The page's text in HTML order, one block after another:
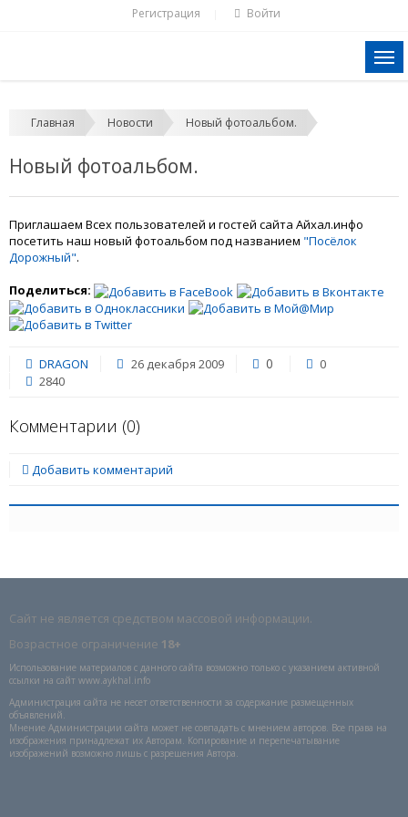
Регистрация Войти
Главная Новости Новый фотоальбом.
Новый фотоальбом.
Приглашаем Всех пользователей и гостей сайта Айхал.инфо
посетить наш новый фотоальбом под названием "Посёлок
Дорожный".
Поделиться:
DRAGON 26 декабря 2009 0
0
2840
Комментарии (0)
Добавить комментарий
Сайт не является средством массовой информации.
Возрастное ограничение 18+
Использование материалов с данного сайта возможно только с указанием активной
ссылки на сайт www.aykhal.info
Администрация сайта не несет ответственности за содержание размещенных
объявлений.
Мнение Администрации сайта может не совпадать с мнением авторов. Все права на
изображения принадлежат их Авторам. Копирование и перепечатывание
изображений возможно лишь с разрешения Автора.